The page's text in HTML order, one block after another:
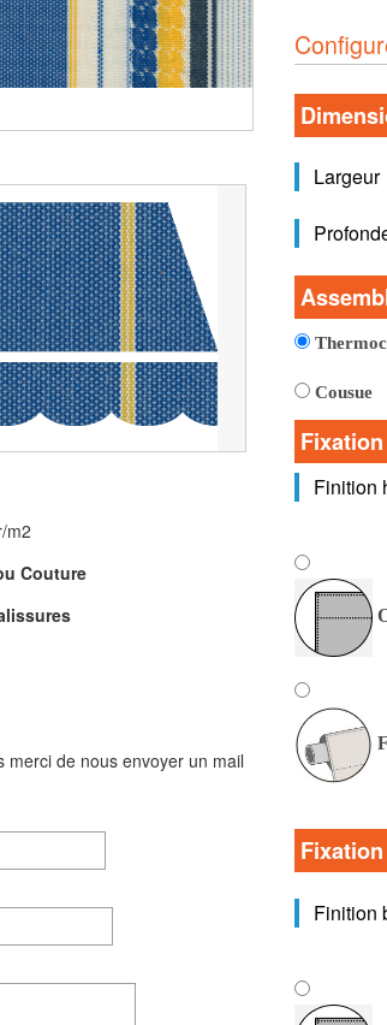
Vue
m2
Couture
merci de nous envoyer un mail
Largeur
Cousue
Finition
Finition